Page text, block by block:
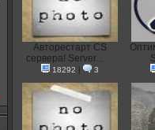
Авторестарт CS
сервера! Server...
18292 | 3